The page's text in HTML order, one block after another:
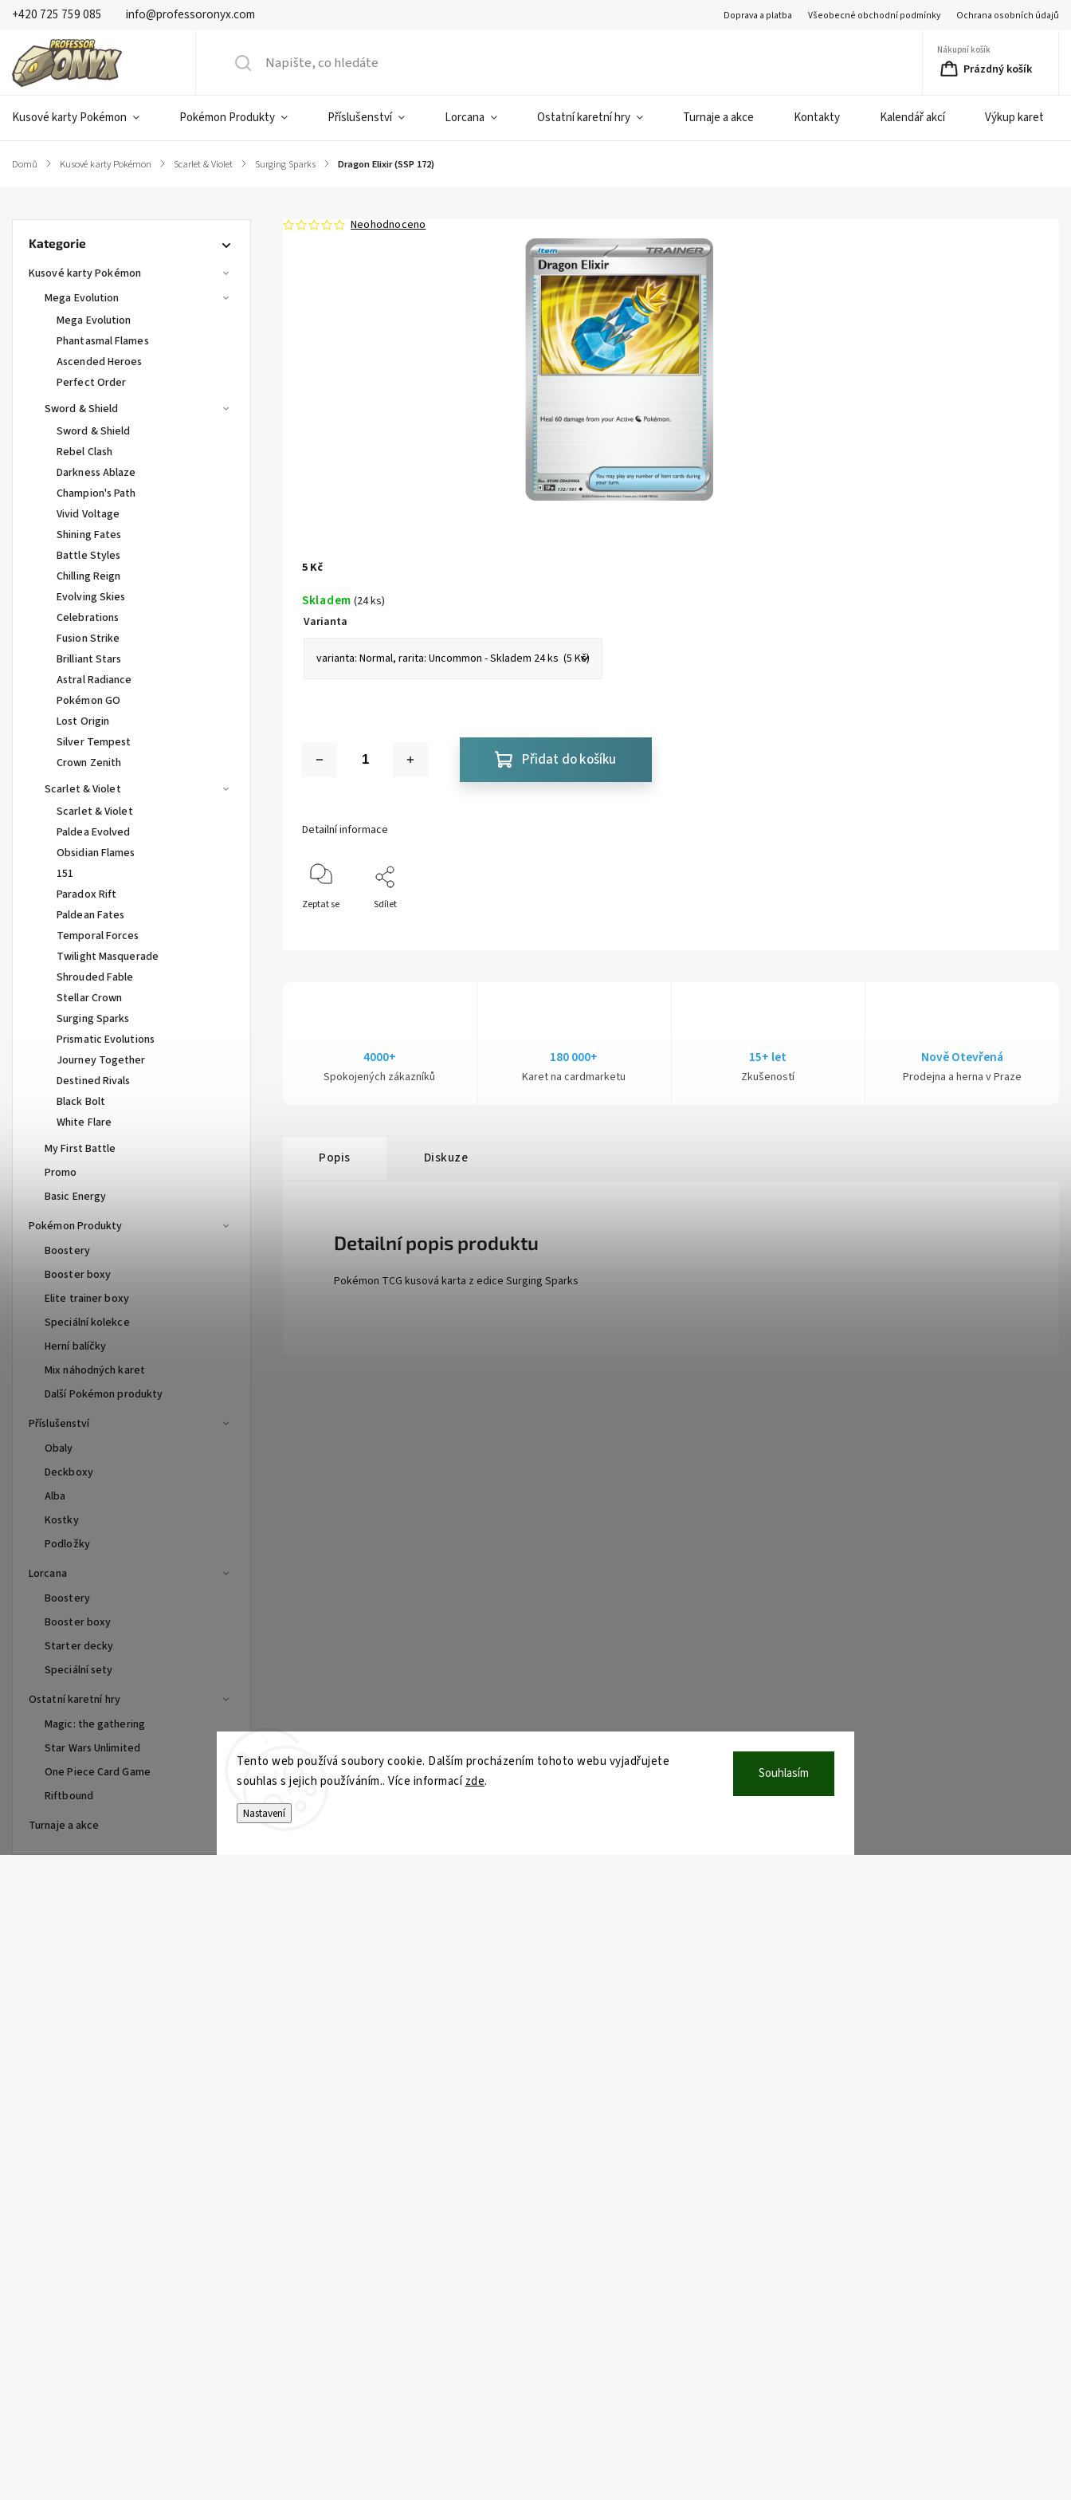
Tento web používá soubory cookie. Dalším procházením tohoto webu vyjadřujete
souhlas s jejich používáním.. Více informacízde.
Nastavení
Souhlasím
+420 725 759 085 info@professoronyx.com Doprava a platba Všeobecné obchodní podmínky Ochrana osobních údajů
Nákupní košík
Prázdný košík
Kusové karty Pokémon Pokémon Produkty Příslušenství Lorcana Ostatní karetní hry Turnaje a akce Kontakty Kalendář akcí Výkup karet
Domů / Kusové karty Pokémon / Scarlet & Violet / Surging Sparks / Dragon Elixir (SSP 172)
Kategorie
Kusové karty Pokémon
Mega Evolution
Mega Evolution
Phantasmal Flames
Ascended Heroes
Perfect Order
Sword & Shield
Sword & Shield
Rebel Clash
Darkness Ablaze
Champion's Path
Vivid Voltage
Shining Fates
Battle Styles
Chilling Reign
Evolving Skies
Celebrations
Fusion Strike
Brilliant Stars
Astral Radiance
Pokémon GO
Lost Origin
Silver Tempest
Crown Zenith
Scarlet & Violet
Scarlet & Violet
Paldea Evolved
Obsidian Flames
151
Paradox Rift
Paldean Fates
Temporal Forces
Twilight Masquerade
Shrouded Fable
Stellar Crown
Surging Sparks
Prismatic Evolutions
Journey Together
Destined Rivals
Black Bolt
White Flare
My First Battle
Promo
Basic Energy
Pokémon Produkty
Boostery
Booster boxy
Elite trainer boxy
Speciální kolekce
Herní balíčky
Mix náhodných karet
Další Pokémon produkty
Příslušenství
Obaly
Deckboxy
Alba
Kostky
Podložky
Lorcana
Boostery
Booster boxy
Starter decky
Speciální sety
Ostatní karetní hry
Magic: the gathering
Star Wars Unlimited
One Piece Card Game
Riftbound
Turnaje a akce
Neohodnoceno
5 Kč
Skladem (24 ks)
Varianta
Přidat do košíku
Detailní informace
Zeptat se Sdílet
4000+
Spokojených zákazníků
180 000+
Karet na cardmarketu
15+ let
Zkušeností
Nově Otevřená
Prodejna a herna v Praze
Popis Diskuze
Detailní popis produktu
Pokémon TCG kusová karta z edice Surging Sparks